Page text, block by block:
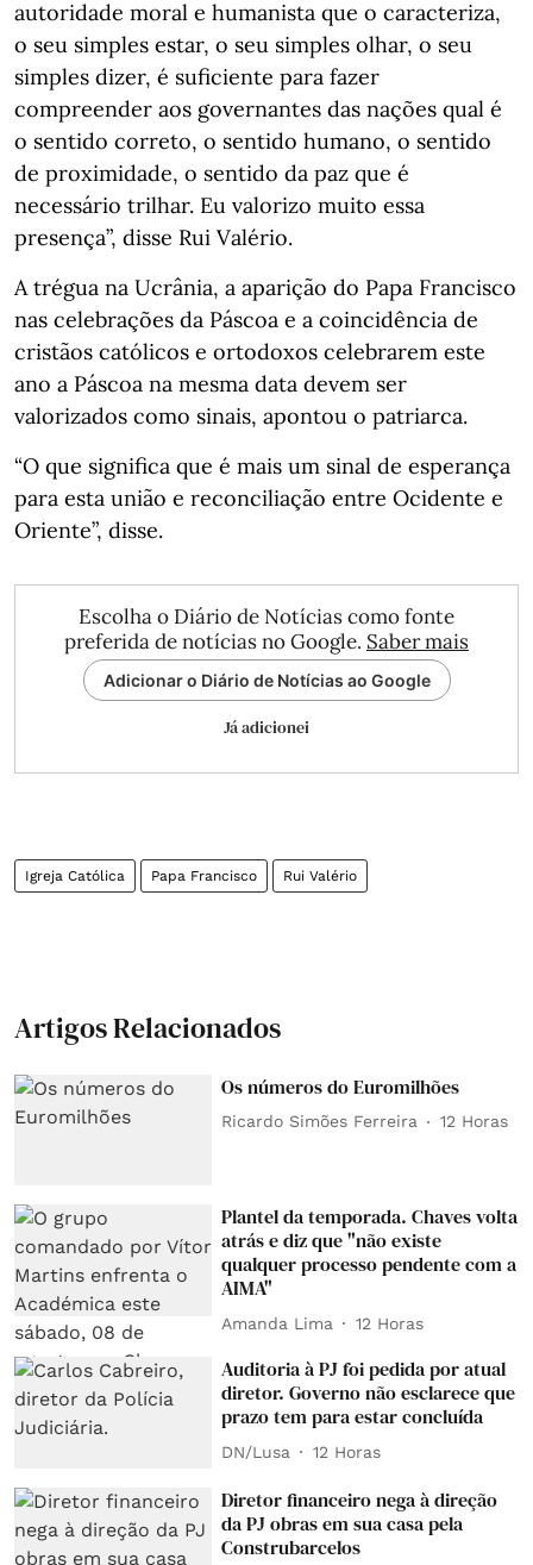
autoridade moral e humanista que o caracteriza,
o seu simples estar, o seu simples olhar, o seu
simples dizer, é suficiente para fazer
compreender aos governantes das nações qual é
o sentido correto, o sentido humano, o sentido
de proximidade, o sentido da paz que é
necessário trilhar. Eu valorizo muito essa
presença”, disse Rui Valério.
A trégua na Ucrânia, a aparição do Papa Francisco
nas celebrações da Páscoa e a coincidência de
cristãos católicos e ortodoxos celebrarem este
ano a Páscoa na mesma data devem ser
valorizados como sinais, apontou o patriarca.
“O que significa que é mais um sinal de esperança
para esta união e reconciliação entre Ocidente e
Oriente”, disse.
Escolha o Diário de Notícias como fonte
preferida de notícias no Google. Saber mais
Adicionar o Diário de Notícias ao Google
Já adicionei
Igreja Católica Papa Francisco Rui Valério
Artigos Relacionados
Os números do Euromilhões
Ricardo Simões Ferreira 12 Horas
Plantel da temporada. Chaves volta
atrás e diz que "não existe
qualquer processo pendente com a
AIMA"
Amanda Lima 12 Horas
Auditoria à PJ foi pedida por atual
diretor. Governo não esclarece que
prazo tem para estar concluída
DN/Lusa 12 Horas
Diretor financeiro nega à direção
da PJ obras em sua casa pela
Construbarcelos